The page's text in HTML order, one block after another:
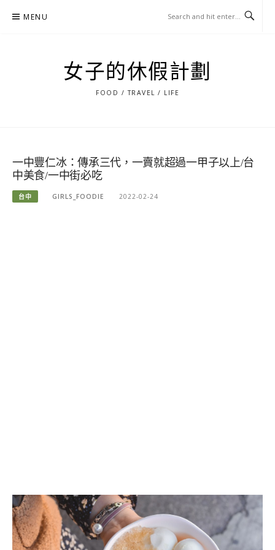
MENU
女子的休假計劃
FOOD / TRAVEL / LIFE
一中豐仁冰：傳承三代，一賣就超過一甲子以上/台
中美食/一中街必吃
台中 GIRLS_FOODIE 2022-02-24